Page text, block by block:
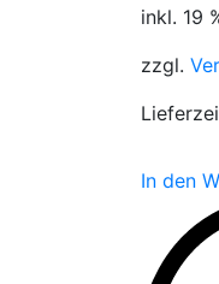
inkl. 19
zzgl.
In den